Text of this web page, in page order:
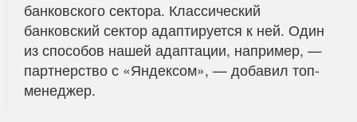
банковского сектора. Классический
банковский сектор адаптируется к ней. Один
из способов нашей адаптации, например, —
партнерство с «Яндексом», — добавил топ-
менеджер.